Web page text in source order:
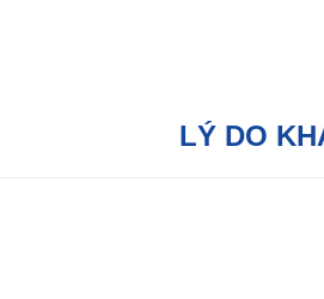
LÝ DO